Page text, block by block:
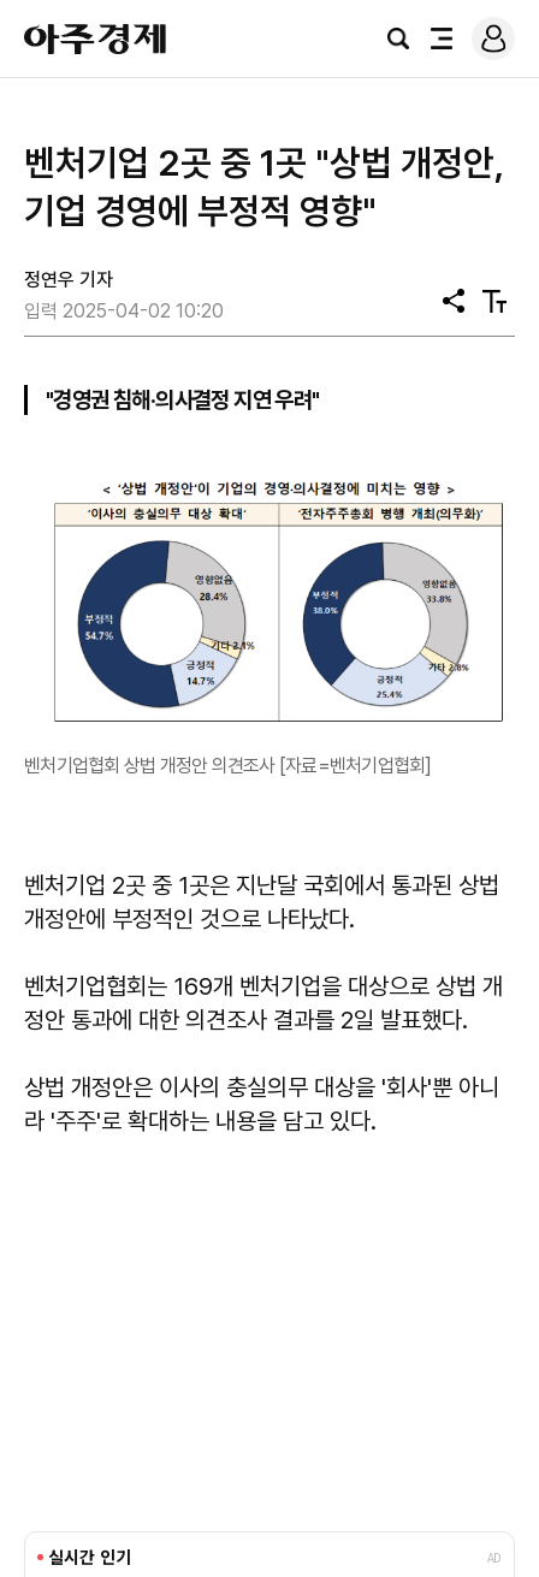
아
주
경
검
전
로
그
벤처기업 2곳 중 1곳 "상법 개정안,
기업 경영에 부정적 영향"
정연우 기자
입력 2025-04-02 10:20
공
유
텍
스
"경영권 침해·의사결정 지연 우려"
벤처기업협회 상법 개정안 의견조사 [자료=벤처기업협회]
벤처기업 2곳 중 1곳은 지난달 국회에서 통과된 상법
개정안에 부정적인 것으로 나타났다.
벤처기업협회는 169개 벤처기업을 대상으로 상법 개
정안 통과에 대한 의견조사 결과를 2일 발표했다.
상법 개정안은 이사의 충실의무 대상을 '회사'뿐 아니
라 '주주'로 확대하는 내용을 담고 있다.